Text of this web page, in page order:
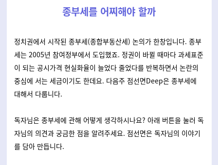
종부세를 어찌해야 할까
정치권에서 시작된 종부세(종합부동산세) 논의가 한창입니다. 종부
세는 2005년 참여정부에서 도입했죠. 정권이 바뀔 때마다 과세표준
이 되는 공시가격 현실화율이 늘었다 줄었다를 반복하면서 논란의
중심에 서는 세금이기도 한데요. 다음주 점선면Deep은 종부세에
대해서 다룹니다.
독자님은 종부세에 관해 어떻게 생각하시나요? 아래 버튼을 눌러 독
자님의 의견과 궁금한 점을 알려주세요. 점선면은 독자님의 이야기
를 담아 만듭니다.